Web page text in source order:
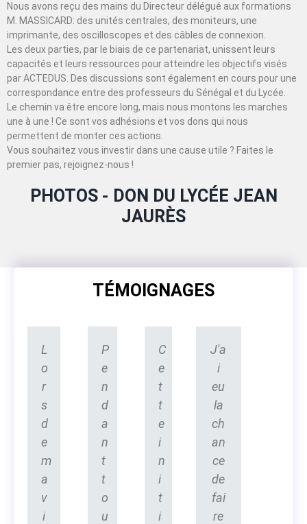
Nous avons reçu des mains du Directeur délégué aux formations
M. MASSICARD: des unités centrales, des moniteurs, une
imprimante, des oscilloscopes et des câbles de connexion.
Les deux parties, par le biais de ce partenariat, unissent leurs
capacités et leurs ressources pour atteindre les objectifs visés
par ACTEDUS. Des discussions sont également en cours pour une
correspondance entre des professeurs du Sénégal et du Lycée.
Le chemin va être encore long, mais nous montons les marches
une à une ! Ce sont vos adhésions et vos dons qui nous
permettent de monter ces actions.
Vous souhaitez vous investir dans une cause utile ? Faites le
premier pas, rejoignez-nous !
PHOTOS - DON DU LYCÉE JEAN
JAURÈS
TÉMOIGNAGES
L
o
r
s
d
e
m
a
v
i
P
e
n
d
a
n
t
t
o
u
C
e
t
t
e
i
n
i
t
i
J'a
i
eu
la
ch
an
ce
de
fai
re